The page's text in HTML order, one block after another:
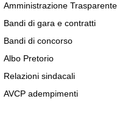
Amministrazione Trasparente
Bandi di gara e contratti
Bandi di concorso
Albo Pretorio
Relazioni sindacali
AVCP adempimenti